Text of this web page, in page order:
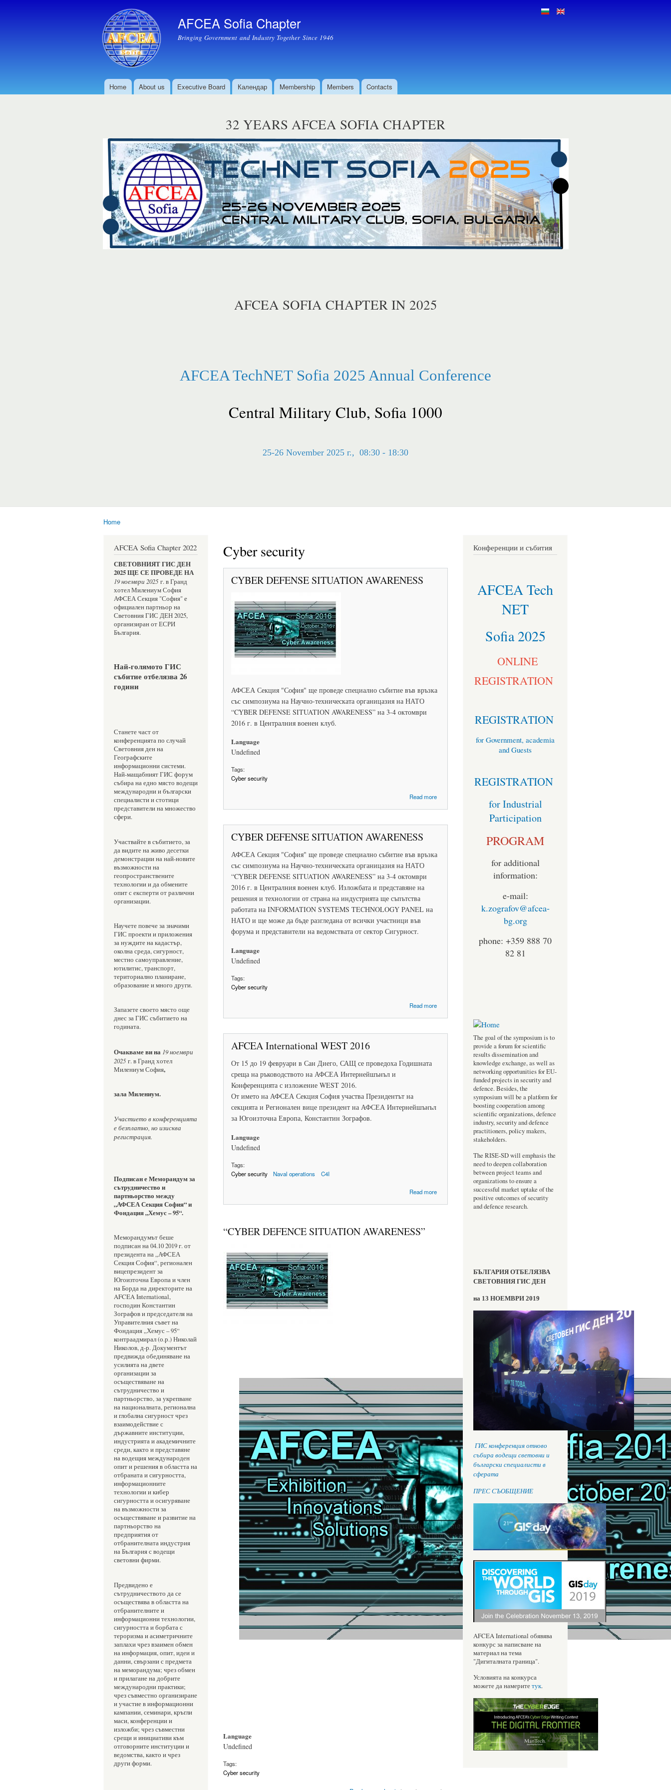
AFCEA Sofia Chapter
Bringing Government and Industry Together Since 1946
Main menu
Home About us Executive Board Календар Membership Members Contacts
32 YEARS AFCEA SOFIA CHAPTER
AFCEA SOFIA CHAPTER IN 2025
AFCEA TechNET Sofia 2025 Annual Conference
Central Military Club, Sofia 1000
25-26 November 2025 г., 08:30 - 18:30
Home
AFCEA Sofia Chapter 2022
СВЕТОВНИЯТ ГИС ДЕН
2025 ЩЕ СЕ ПРОВЕДЕ НА
19 ноември 2025 г. в Гранд
хотел Милениум София
АФСЕА Секция "София" е
официален партньор на
Световния ГИС ДЕН 2025,
организиран от ЕСРИ
България.
Най-голямото ГИС
събитие отбелязва 26
години
Станете част от
конференцията по случай
Световния ден на
Географските
информационни системи.
Най-мащабният ГИС форум
събира на едно място водещи
международни и български
специалисти и стотици
представители на множество
сфери.
Участвайте в събитието, за
да видите на живо десетки
демонстрации на най-новите
възможности на
геопространствените
технологии и да обмените
опит с експерти от различни
организации.
Научете повече за значими
ГИС проекти и приложения
за нуждите на кадастър,
околна среда, сигурност,
местно самоуправление,
ютилитис, транспорт,
териториално планиране,
образование и много други.
Запазете своето място още
днес за ГИС събитието на
годината.
Очакваме ви на 19 ноември
2025 г. в Гранд хотел
Милениум София,
зала Милениум.
Участието в конференцията
е безплатно, но изисква
регистрация.
Подписан еМеморандум за
сътрудничество и
партньорство между
„АФСЕА Секция София“ и
Фондация „Хемус – 95“.
Меморандумът беше
подписан на 04.10 2019 г. от
президента на „АФСЕА
Секция София“, регионален
вицепрезидент за
Югоизточна Европа и член
на Борда на директорите на
AFCEA International,
господин Константин
Зографов и председателя на
Управителния съвет на
Фондация „Хемус – 95“
контраадмирал (о.р.) Николай
Николов, д-р. Документът
предвижда обединяване на
усилията на двете
организации за
осъществяване на
сътрудничество и
партньорство, за укрепване
на националната, регионална
и глобална сигурност чрез
взаимодействие с
държавните институции,
индустрията и академичните
среди, както и представяне
на водещия международен
опит и решения в областта на
отбраната и сигурността,
информационните
технологии и кибер
сигурността и осигуряване
на възможности за
осъществяване и развитие на
партньорство на
предприятия от
отбранителната индустрия
на България с водещи
световни фирми.
Предвидено е
сътрудничеството да се
осъществява в областта на
отбранителните и
информационни технологии,
сигурността и борбата с
тероризма и асиметричните
заплахи чрез взаимен обмен
на информация, опит, идеи и
данни, свързани с предмета
на меморандума; чрез обмен
и прилагане на добрите
международни практики;
чрез съвместно организиране
и участие в информационни
кампании, семинари, кръгли
маси, конференции и
изложби; чрез съвместни
срещи и инициативи към
отговорните институции и
ведомства, както и чрез
други форми.
Cyber security
CYBER DEFENSE SITUATION AWARENESS
АФСЕА Секция "София" ще проведе специално събитие във връзка
със симпозиума на Научно-техническата органицазия на НАТО
“CYBER DEFENSE SITUATION AWARENESS” на 3-4 октомври
2016 г. в Централния военен клуб.
Language
Undefined
Tags:
Cyber security
Read more
SITUATION
CYBER DEFENSE SITUATION AWARENESS
АФСЕА Секция "София" ще проведе специално събитие във връзка
със симпозиума на Научно-техническата органицазия на НАТО
“CYBER DEFENSE SITUATION AWARENESS” на 3-4 октомври
2016 г. в Централния военен клуб. Изложбата и представяне на
решения и технологии от страна на индустрията ще съпътства
работата на INFORMATION SYSTEMS TECHNOLOGY PANEL на
НАТО и ще може да бъде разгледана от всички участници във
форума и представители на ведомствата от сектор Сигурност.
Language
Undefined
Tags:
Cyber security
Read more
SITUATION
AWARENESS
AFCEA International WEST 2016
От 15 до 19 февруари в Сан Диего, САЩ се проведоха Годишната
среща на ръководството на АФСЕА Интернейшънъл и
Конференцията с изложение WEST 2016.
От името на АФСЕА Секция София участва Президентът на
секцията и Регионален вице президент на АФСЕА Интернейшънъл
за Югоизточна Европа, Константин Зографов.
Language
Undefined
Tags:
Cyber security
Naval operations C4I
Read more
International
“CYBER DEFENCE SITUATION AWARENESS”
Language
Undefined
Tags:
Cyber security
Конференции и събития
AFCEA Tech
NET
Sofia 2025
ONLINE
REGISTRATION
REGISTRATION
for Government, academia
and Guests
REGISTRATION
for Industrial
Participation
PROGRAM
for additional
information:
e-mail:
k.zografov@afcea-
bg.org
phone: +359 888 70
82 81
The goal of the symposium is to
provide a forum for scientific
results dissemination and
knowledge exchange, as well as
networking opportunities for EU-
funded projects in security and
defence. Besides, the
symposium will be a platform for
boosting cooperation among
scientific organizations, defence
industry, security and defence
practitioners, policy makers,
stakeholders.
The RISE-SD will emphasis the
need to deepen collaboration
between project teams and
organizations to ensure a
successful market uptake of the
positive outcomes of security
and defence research.
БЪЛГАРИЯ ОТБЕЛЯЗВА
СВЕТОВНИЯ ГИС ДЕН
на 13 НОЕМВРИ 2019
ГИС конференция отново
събира водещи световни и
български специалисти в
сферата
ПРЕС СЪОБЩЕНИЕ
AFCEA International обявява
конкурс за написване на
материал на тема
"Дигиталната граница".
Условията на конкурса
можете да намеритетук.